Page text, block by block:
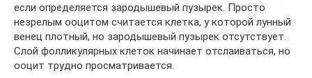
если определяется зародышевый пузырек. Просто
незрелым ооцитом считается клетка, у которой лунный
венец плотный, но зародышевый пузырек отсутствует.
Слой фолликулярных клеток начинает отслаиваться, но
ооцит трудно просматривается.